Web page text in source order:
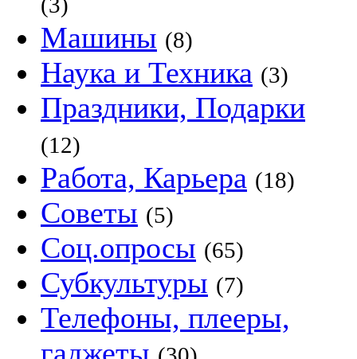
Машины (8)
Наука и Техника (3)
Праздники, Подарки
(12)
Работа, Карьера (18)
Советы (5)
Соц.опросы (65)
Субкультуры (7)
Телефоны, плееры,